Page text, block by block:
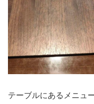
テーブルにあるメニュ